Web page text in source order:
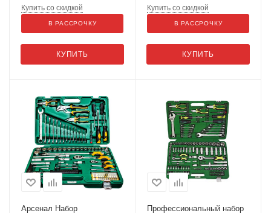
КУПИТЬ
Купить со скидкой
В РАССРОЧКУ
КУПИТЬ
Купить со скидкой
В РАССРОЧКУ
Арсенал Набор
Профессиональный набор